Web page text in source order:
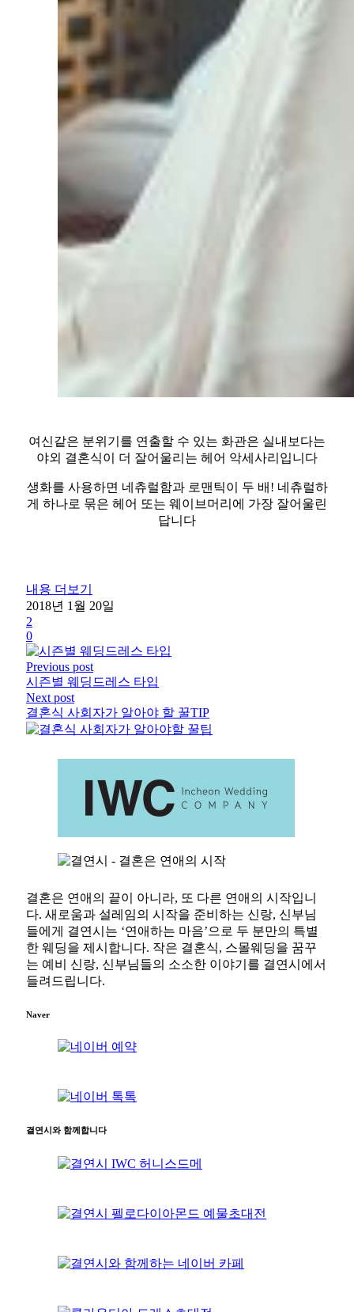
여신같은 분위기를 연출할 수 있는 화관은 실내보다는
야외 결혼식이 더 잘어울리는 헤어 악세사리입니다
생화를 사용하면 네츄럴함과 로맨틱이 두 배! 네츄럴하
게 하나로 묶은 헤어 또는 웨이브머리에 가장 잘어울린
답니다
내용 더보기
2018년 1월 20일
2
0
Previous post
시즌별 웨딩드레스 타입
Next post
결혼식 사회자가 알아야 할 꿀TIP
결혼은 연애의 끝이 아니라, 또 다른 연애의 시작입니
다. 새로움과 설레임의 시작을 준비하는 신랑, 신부님
들에게 결연시는 ‘연애하는 마음’으로 두 분만의 특별
한 웨딩을 제시합니다. 작은 결혼식, 스몰웨딩을 꿈꾸
는 예비 신랑, 신부님들의 소소한 이야기를 결연시에서
들려드립니다.
Naver
결연시와 함께합니다